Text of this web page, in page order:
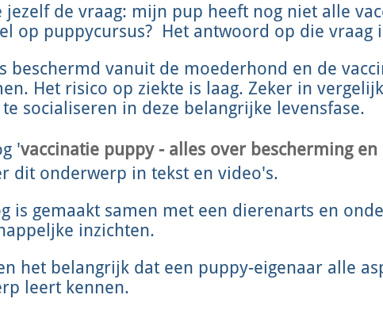
jezelf de vraag: mijn pup heeft nog niet alle
op puppycursus? Het antwoord op die vraag
beschermd vanuit de moederhond en de
Het risico op ziekte is laag. Zeker in
socialiseren in deze belangrijke levensfase.
'vaccinatie puppy - alles over bescherming
dit onderwerp in tekst en video's.
is gemaakt samen met een dierenarts en
inzichten.
het belangrijk dat een puppy-eigenaar alle
leert kennen.